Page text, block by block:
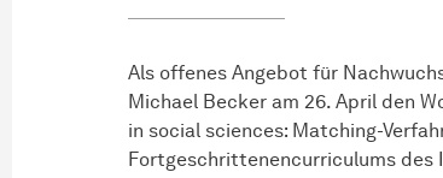
Als offenes Angebot für
Michael Becker am 26. April den
in social sciences: Matching-
Fortgeschrittenencurriculums des